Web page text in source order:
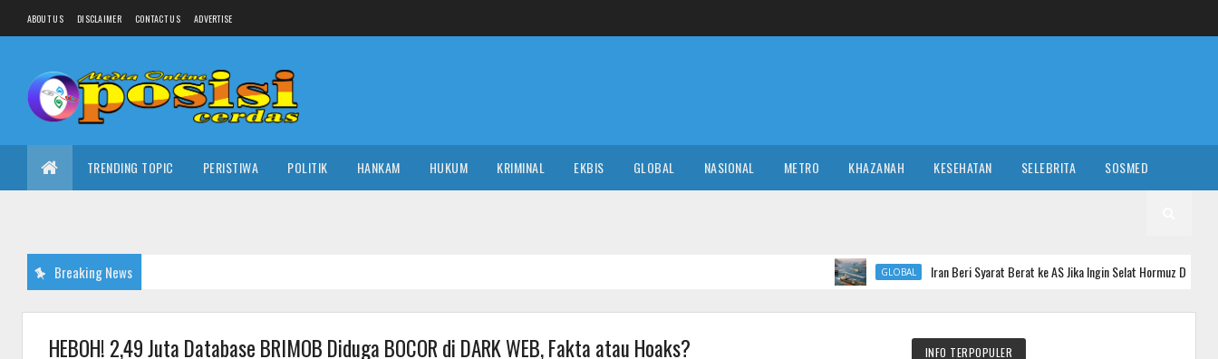
ABOUT US DISCLAIMER CONTACT US ADVERTISE
TRENDING TOPIC PERISTIWA POLITIK HANKAM HUKUM KRIMINAL EKBIS GLOBAL NASIONAL METRO KHAZANAH KESEHATAN SELEBRITA SOSMED
Breaking News GLOBAL Iran Beri Syarat Berat ke AS Jika Ingin Selat Hormuz Dibuka, Apa Saja?
HEBOH! 2,49 Juta Database BRIMOB Diduga BOCOR di DARK WEB, Fakta atau Hoaks? INFO TERPOPULER